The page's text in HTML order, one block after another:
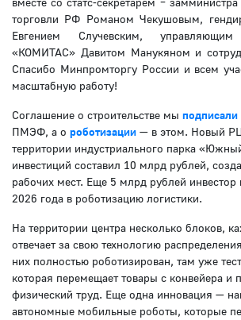
торговли РФ Романом Чекушовым,
Евгением Случевским,
«КОМИТАС» Давитом Манукяном и
Спасибо Минпромторгу России и всем
масштабную работу!
Соглашение о строительстве мы подписали
ПМЭФ, а о роботизации — в этом. Новый
территории индустриального парка
инвестиций составил 10 млрд рублей,
рабочих мест. Еще 5 млрд рублей
2026 года в роботизацию логистики.
На территории центра несколько блоков,
отвечает за свою технологию
них полностью роботизирован, там уже
которая перемещает товары с конвейера и
физический труд. Еще одна инновация —
автономные мобильные роботы, которые